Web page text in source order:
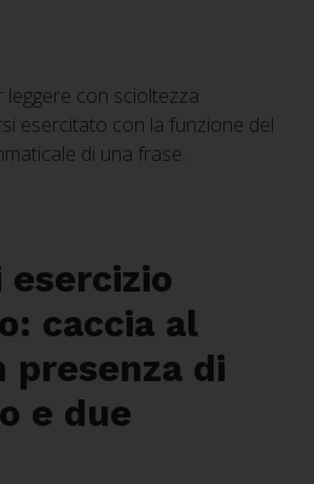
leggere con scioltezza
esercitato con la funzione del
di una frase.
esercizio
caccia al
presenza di
e due